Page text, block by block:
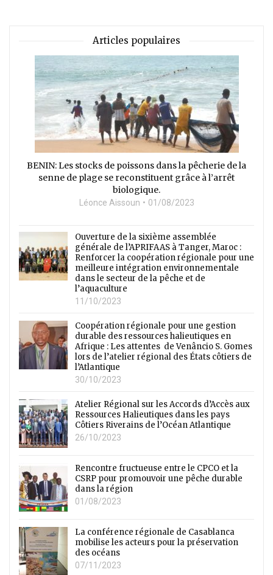
Articles populaires
BENIN: Les stocks de poissons dans la pêcherie de la
senne de plage se reconstituent grâce à l’arrêt
biologique.
Léonce Aissoun 01/08/2023
Ouverture de la sixième assemblée
générale de l’APRIFAAS à Tanger, Maroc :
Renforcer la coopération régionale pour une
meilleure intégration environnementale
dans le secteur de la pêche et de
l’aquaculture
11/10/2023
Coopération régionale pour une gestion
durable des ressources halieutiques en
Afrique : Les attentes de Venâncio S. Gomes
lors de l’atelier régional des États côtiers de
l’Atlantique
30/10/2023
Atelier Régional sur les Accords d’Accès aux
Ressources Halieutiques dans les pays
Côtiers Riverains de l’Océan Atlantique
26/10/2023
Rencontre fructueuse entre le CPCO et la
CSRP pour promouvoir une pêche durable
dans la région
01/08/2023
La conférence régionale de Casablanca
mobilise les acteurs pour la préservation
des océans
07/11/2023